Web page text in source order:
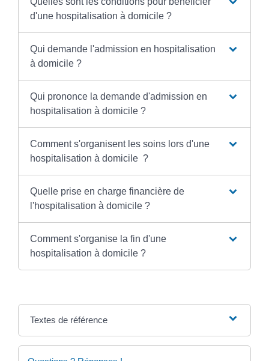
d'une hospitalisation à domicile ?
Qui demande l'admission en hospitalisation
à domicile ?
Qui prononce la demande d'admission en
hospitalisation à domicile ?
Comment s'organisent les soins lors d'une
hospitalisation à domicile ?
Quelle prise en charge financière de
l'hospitalisation à domicile ?
Comment s'organise la fin d'une
hospitalisation à domicile ?
Textes de référence